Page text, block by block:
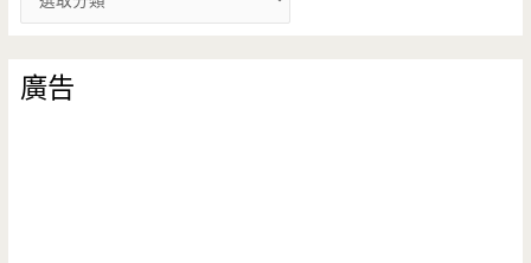
類
廣告